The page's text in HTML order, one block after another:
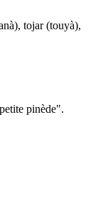
tojar (touyà),
pinède".